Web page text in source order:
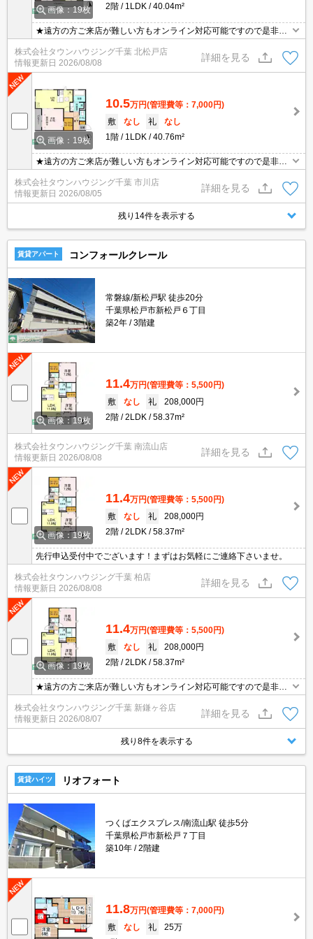
画像：19枚 2階 1LDK 40.04m²
★遠方の方ご来店が難しい方もオンライン対応可能ですので是非一
度ご相談くださいませ！お部屋探しはタウンハウジングにお任せ下
さい★
株式会社タウンハウジング千葉 北松戸店
情報更新日 2026/08/08
詳細を見る
画像：19枚
10.5万円(管理費等：7,000円)
敷
なし 礼
なし
1階
1LDK 40.76m²
★遠方の方ご来店が難しい方もオンライン対応可能ですので是非一
度ご相談くださいませ！お部屋探しはタウンハウジングにお任せ下
さい★
株式会社タウンハウジング千葉 市川店
情報更新日 2026/08/05
詳細を見る
残り14件を表示する
賃貸アパート コンフォールクレール
常磐線/新松戸駅 徒歩20分
千葉県松戸市新松戸６丁目
築2年
3階建
画像：19枚
11.4万円(管理費等：5,500円)
敷
なし 礼
208,000円
2階
2LDK 58.37m²
株式会社タウンハウジング千葉 南流山店
情報更新日 2026/08/08
詳細を見る
画像：19枚
11.4万円(管理費等：5,500円)
敷
なし 礼
208,000円
2階
2LDK 58.37m²
先行申込受付中でございます！まずはお気軽にご連絡下さいませ。
株式会社タウンハウジング千葉 柏店
情報更新日 2026/08/08
詳細を見る
画像：19枚
11.4万円(管理費等：5,500円)
敷
なし 礼
208,000円
2階
2LDK 58.37m²
★遠方の方ご来店が難しい方もオンライン対応可能ですので是非一
度ご相談くださいませ！お部屋探しはタウンハウジングにお任せ下
さい★
株式会社タウンハウジング千葉 新鎌ヶ谷店
情報更新日 2026/08/07
詳細を見る
残り8件を表示する
賃貸ハイツ リオフォート
つくばエクスプレス/南流山駅 徒歩5分
千葉県松戸市新松戸７丁目
築10年
2階建
11.8万円(管理費等：7,000円)
敷
なし 礼
25万